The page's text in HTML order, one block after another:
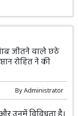
जीतने वाले छठे
रोहित ने की
ByAdministrator